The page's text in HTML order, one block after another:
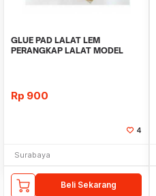
GLUE PAD LALAT LEM
PERANGKAP LALAT MODEL
Rp 900
4
Surabaya
Beli Sekarang